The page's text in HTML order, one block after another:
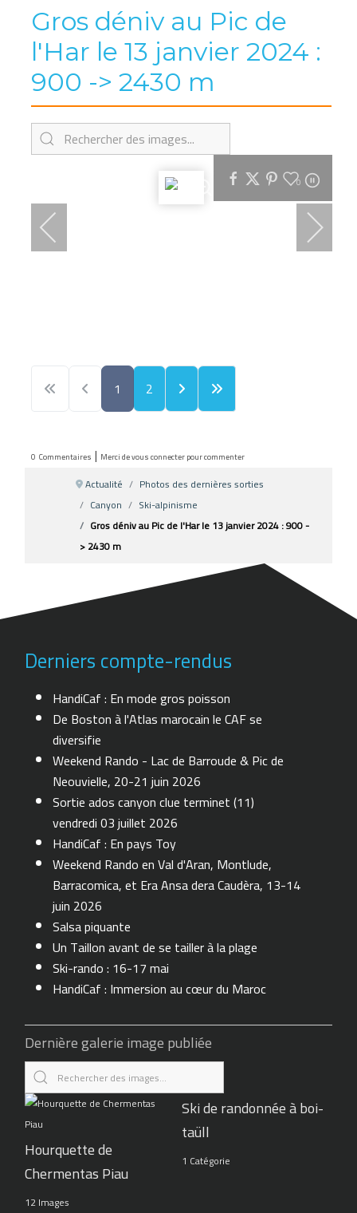
Gros déniv au Pic de
l'Har le 13 janvier 2024 :
900 -> 2430 m
0
1 2
0 Commentaires | Merci de vous connecter pour commenter
Actualité
Photos des dernières sorties
Canyon
Ski-alpinisme
Gros déniv au Pic de l'Har le 13 janvier 2024 : 900 -
> 2430 m
Derniers compte-rendus
HandiCaf : En mode gros poisson
De Boston à l'Atlas marocain le CAF se
diversifie
Weekend Rando - Lac de Barroude & Pic de
Neouvielle, 20-21 juin 2026
Sortie ados canyon clue terminet (11)
vendredi 03 juillet 2026
HandiCaf : En pays Toy
Weekend Rando en Val d'Aran, Montlude,
Barracomica, et Era Ansa dera Caudèra, 13-14
juin 2026
Salsa piquante
Un Taillon avant de se tailler à la plage
Ski-rando : 16-17 mai
HandiCaf : Immersion au cœur du Maroc
Dernière galerie image publiée
Hourquette de
Chermentas Piau
12 Images
Ski de randonnée à boi-
taüll
1 Catégorie